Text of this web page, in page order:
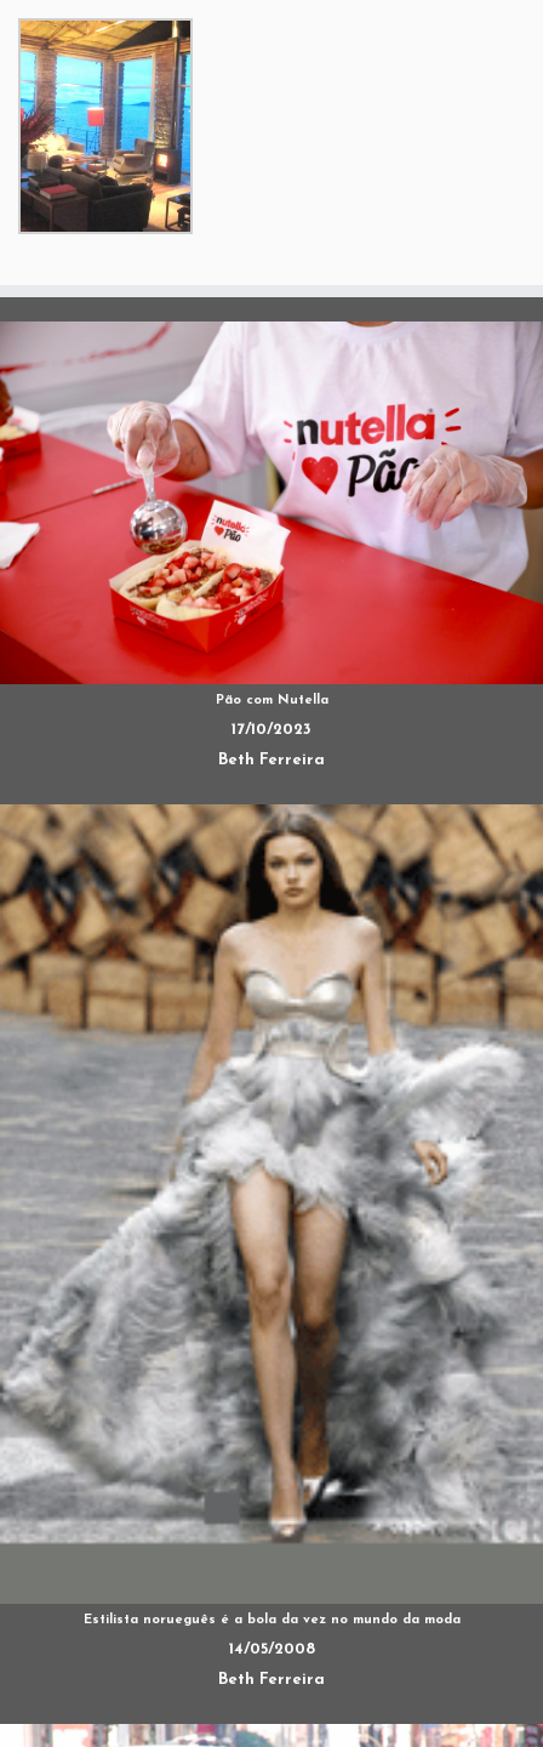
Pão com Nutella
17/10/2023
Beth Ferreira
Estilista norueguês é a bola da vez no mundo da moda
14/05/2008
Beth Ferreira